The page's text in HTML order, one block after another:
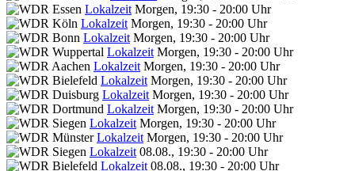
Lokalzeit Morgen, 19:30 - 20:00 Uhr
Lokalzeit Morgen, 19:30 - 20:00 Uhr
Lokalzeit Morgen, 19:30 - 20:00 Uhr
Lokalzeit Morgen, 19:30 - 20:00 Uhr
Lokalzeit Morgen, 19:30 - 20:00 Uhr
Lokalzeit Morgen, 19:30 - 20:00 Uhr
Lokalzeit Morgen, 19:30 - 20:00 Uhr
Lokalzeit Morgen, 19:30 - 20:00 Uhr
Lokalzeit Morgen, 19:30 - 20:00 Uhr
Lokalzeit Morgen, 19:30 - 20:00 Uhr
Lokalzeit 08.08., 19:30 - 20:00 Uhr
Lokalzeit 08.08., 19:30 - 20:00 Uhr